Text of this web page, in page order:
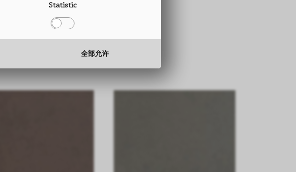
Statistic
全部允许